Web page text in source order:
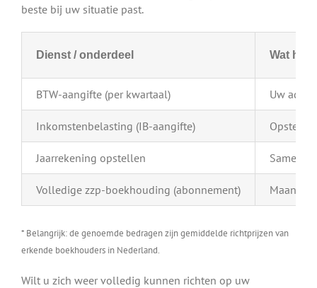
beste bij uw situatie past.
Dienst / onderdeel Wat
BTW-aangifte (per kwartaal) Uw
Inkomstenbelasting (IB-aangifte)
Jaarrekening opstellen
Volledige zzp-boekhouding (abonnement)
* Belangrijk: de genoemde bedragen zijn gemiddelde richtprijzen van
erkende boekhouders in Nederland.
Wilt u zich weer volledig kunnen richten op uw